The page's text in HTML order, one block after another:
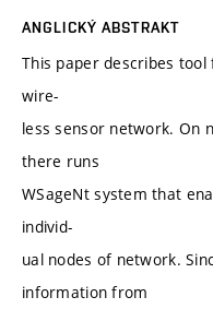
ANGLICKÝ ABSTRAKT
This paper describes
wire-
less sensor network. On
there runs
WSageNt system that
individ-
ual nodes of network.
information from